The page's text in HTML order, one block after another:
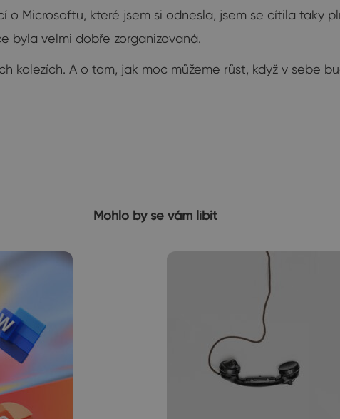
o Microsoftu, které jsem si odnesla, jsem se cítila taky
byla velmi dobře zorganizovaná.
kolezích. A o tom, jak moc můžeme růst, když v sebe
Mohlo by se vám líbit